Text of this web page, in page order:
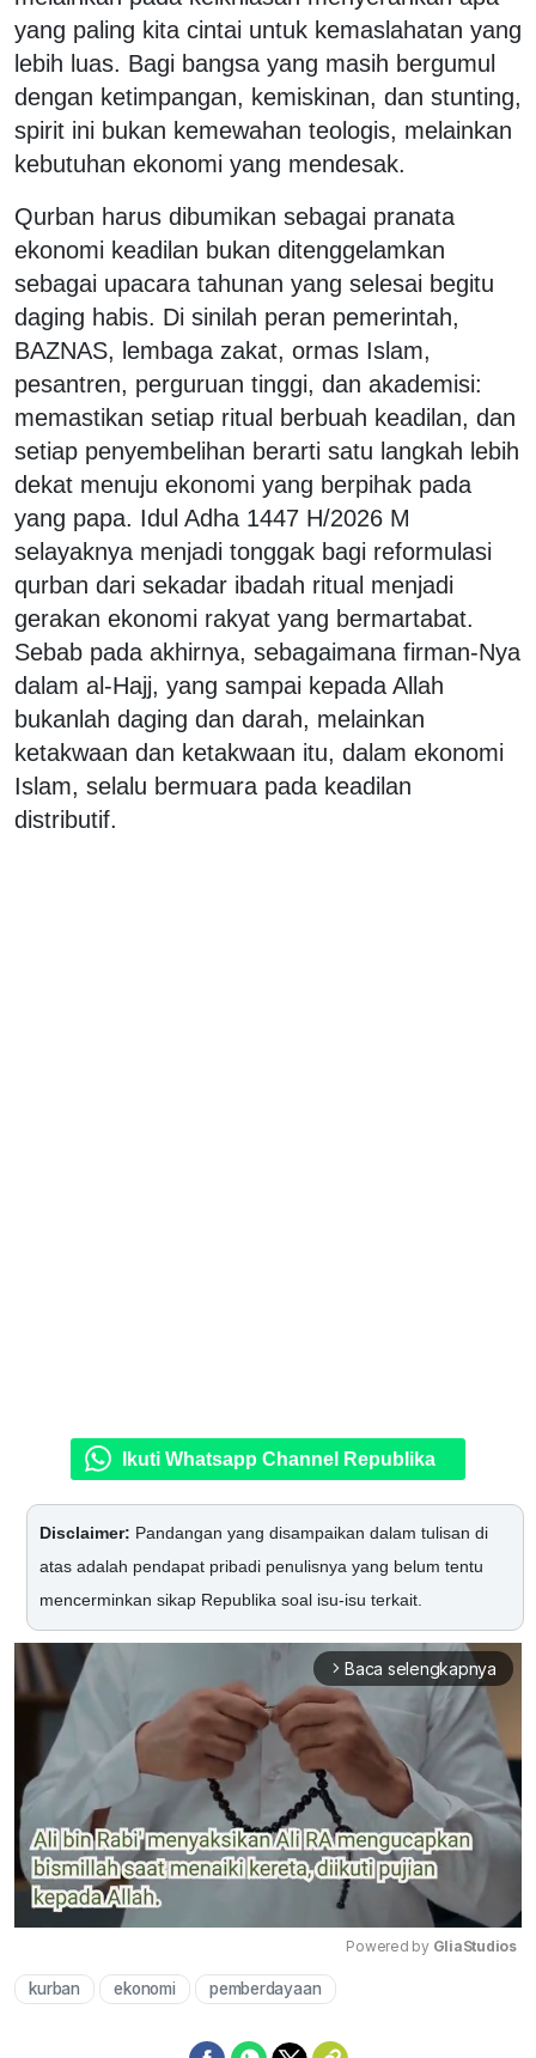
yang paling kita cintai untuk kemaslahatan yang
lebih luas. Bagi bangsa yang masih bergumul
dengan ketimpangan, kemiskinan, dan stunting,
spirit ini bukan kemewahan teologis, melainkan
kebutuhan ekonomi yang mendesak.
Qurban harus dibumikan sebagai pranata
ekonomi keadilan bukan ditenggelamkan
sebagai upacara tahunan yang selesai begitu
daging habis. Di sinilah peran pemerintah,
BAZNAS, lembaga zakat, ormas Islam,
pesantren, perguruan tinggi, dan akademisi:
memastikan setiap ritual berbuah keadilan, dan
setiap penyembelihan berarti satu langkah lebih
dekat menuju ekonomi yang berpihak pada
yang papa. Idul Adha 1447 H/2026 M
selayaknya menjadi tonggak bagi reformulasi
qurban dari sekadar ibadah ritual menjadi
gerakan ekonomi rakyat yang bermartabat.
Sebab pada akhirnya, sebagaimana firman-Nya
dalam al-Hajj, yang sampai kepada Allah
bukanlah daging dan darah, melainkan
ketakwaan dan ketakwaan itu, dalam ekonomi
Islam, selalu bermuara pada keadilan
distributif.
Ikuti Whatsapp Channel Republika
Disclaimer: Pandangan yang disampaikan dalam tulisan di
atas adalah pendapat pribadi penulisnya yang belum tentu
mencerminkan sikap Republika soal isu-isu terkait.
arrow_forward_ios Baca selengkapnya
Powered by GliaStudios
kurban ekonomi pemberdayaan